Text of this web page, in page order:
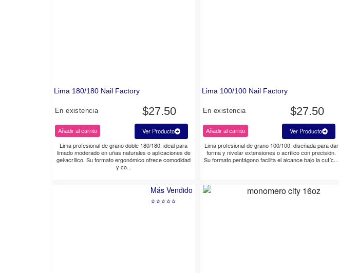
Lima 180/180 Nail Factory
En existencia $27.50
Añadir al carrito
Ver Producto
Lima profesional de grano doble 180/180, ideal para
limado moderado en uñas naturales o aplicaciones de
gel/acrílico. Su formato ergonómico ofrece comodidad
y co...
Lima 100/100 Nail Factory
En existencia $27.50
Añadir al carrito
Ver Producto
Lima profesional de grano 100/100, diseñada para dar
forma y nivelar extensiones o acrílico con precisión.
Su formato pentágono facilita el alcance bajo la cutíc...
Más Vendido
⭐⭐⭐⭐⭐